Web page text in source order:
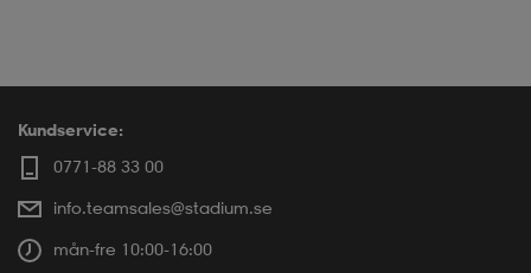
Kundservice:
0771-88 33 00
info.teamsales@stadium.se
mån-fre 10:00-16:00